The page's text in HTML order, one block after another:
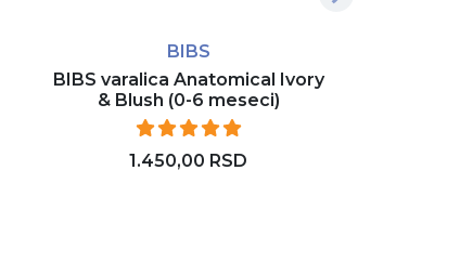
BIBS
BIBS varalica Anatomical Ivory
& Blush (0-6 meseci)
1.450,00 RSD